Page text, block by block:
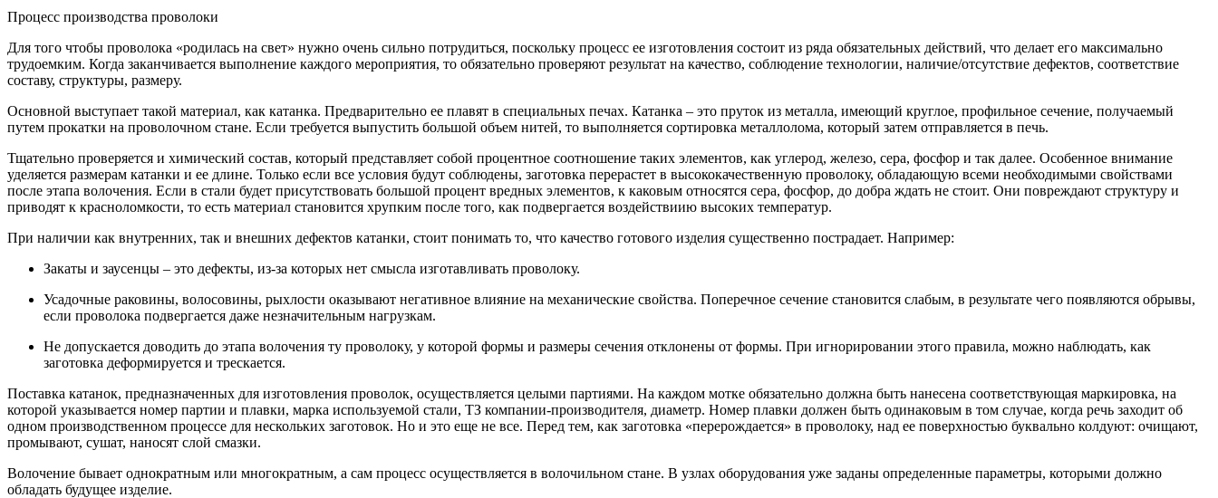
Процесс производства проволоки
Для того чтобы проволока «родилась на свет» нужно очень сильно потрудиться, поскольку процесс ее изготовления состоит из ряда обязательных действий, что делает его максимально
трудоемким. Когда заканчивается выполнение каждого мероприятия, то обязательно проверяют результат на качество, соблюдение технологии, наличие/отсутствие дефектов, соответствие
составу, структуры, размеру.
Основной выступает такой материал, как катанка. Предварительно ее плавят в специальных печах. Катанка – это пруток из металла, имеющий круглое, профильное сечение, получаемый
путем прокатки на проволочном стане. Если требуется выпустить большой объем нитей, то выполняется сортировка металлолома, который затем отправляется в печь.
Тщательно проверяется и химический состав, который представляет собой процентное соотношение таких элементов, как углерод, железо, сера, фосфор и так далее. Особенное внимание
уделяется размерам катанки и ее длине. Только если все условия будут соблюдены, заготовка перерастет в высококачественную проволоку, обладающую всеми необходимыми свойствами
после этапа волочения. Если в стали будет присутствовать большой процент вредных элементов, к каковым относятся сера, фосфор, до добра ждать не стоит. Они повреждают структуру и
приводят к красноломкости, то есть материал становится хрупким после того, как подвергается воздействиию высоких температур.
При наличии как внутренних, так и внешних дефектов катанки, стоит понимать то, что качество готового изделия существенно пострадает. Например:
Закаты и заусенцы – это дефекты, из-за которых нет смысла изготавливать проволоку.
Усадочные раковины, волосовины, рыхлости оказывают негативное влияние на механические свойства. Поперечное сечение становится слабым, в результате чего появляются обрывы,
если проволока подвергается даже незначительным нагрузкам.
Не допускается доводить до этапа волочения ту проволоку, у которой формы и размеры сечения отклонены от формы. При игнорировании этого правила, можно наблюдать, как
заготовка деформируется и трескается.
Поставка катанок, предназначенных для изготовления проволок, осуществляется целыми партиями. На каждом мотке обязательно должна быть нанесена соответствующая маркировка, на
которой указывается номер партии и плавки, марка используемой стали, ТЗ компании-производителя, диаметр. Номер плавки должен быть одинаковым в том случае, когда речь заходит об
одном производственном процессе для нескольких заготовок. Но и это еще не все. Перед тем, как заготовка «перерождается» в проволоку, над ее поверхностью буквально колдуют: очищают,
промывают, сушат, наносят слой смазки.
Волочение бывает однократным или многократным, а сам процесс осуществляется в волочильном стане. В узлах оборудования уже заданы определенные параметры, которыми должно
обладать будущее изделие.